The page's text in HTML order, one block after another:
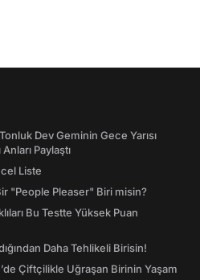
Dev Geminin Gece Yarısı
Anları Paylaştı
Liste
"People Pleaser" Biri misin?
Bu Testte Yüksek Puan
Daha Tehlikeli Birisin!
Çiftçilikle Uğraşan Birinin Yaşam